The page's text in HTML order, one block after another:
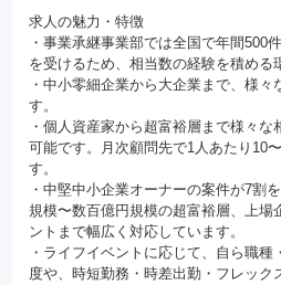
求人の魅力・特徴
・事業承継事業部では全国で年間500
を受けるため、相当数の経験を積める
・中小零細企業から大企業まで、様
す。
・個人資産家から超富裕層まで様々
可能です。月次顧問先で1人あたり10
す。
・中堅中小企業オーナーの案件が7割
規模〜数百億円規模の超富裕層、上場
ントまで幅広く対応しています。
・ライフイベントに応じて、自ら職種
度や、時短勤務・時差出勤・フレック